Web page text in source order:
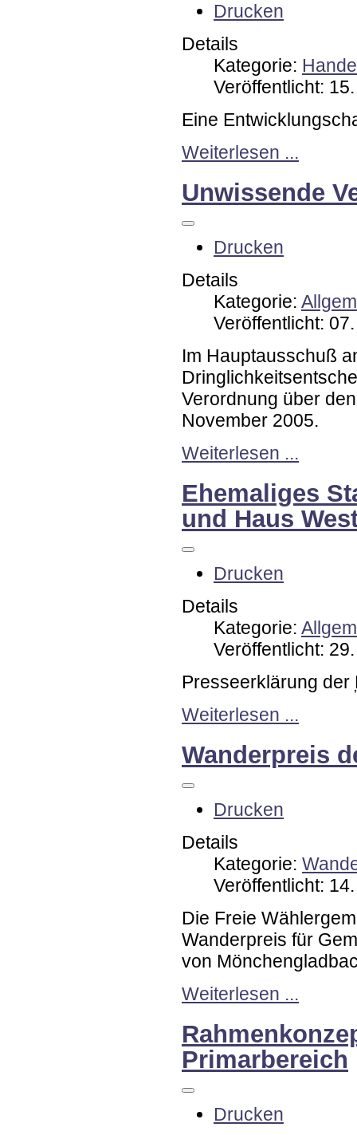
Drucken
Details
Kategorie:
Veröffentlicht:
Eine
Weiterlesen ...
Unwissende
Drucken
Details
Kategorie:
Veröffentlicht:
Im Hauptausschuß
Verordnung über
November 2005.
Weiterlesen ...
Ehemaliges
und Haus
Drucken
Details
Kategorie:
Veröffentlicht:
Presseerklärung der
Weiterlesen ...
Wanderpreis
Drucken
Details
Kategorie:
Veröffentlicht:
Die Freie
Wanderpreis für
von
Weiterlesen ...
Primarbereich
Drucken